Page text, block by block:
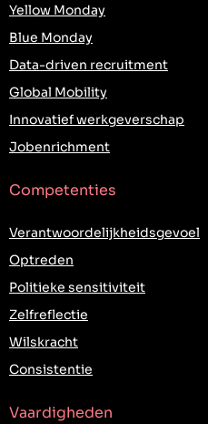
Yellow Monday
Blue Monday
Data-driven recruitment
Global Mobility
Innovatief werkgeverschap
Jobenrichment
Competenties
Verantwoordelijkheidsgevoel
Optreden
Politieke sensitiviteit
Zelfreflectie
Wilskracht
Consistentie
Vaardigheden